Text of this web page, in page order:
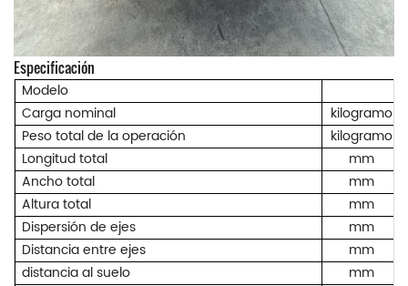
Especificación
Modelo
Carga nominal
kilogramo
Peso total de la operación
kilogramo
Longitud total
mm
Ancho total
mm
Altura total
mm
Dispersión de ejes
mm
Distancia entre ejes
mm
distancia al suelo
mm